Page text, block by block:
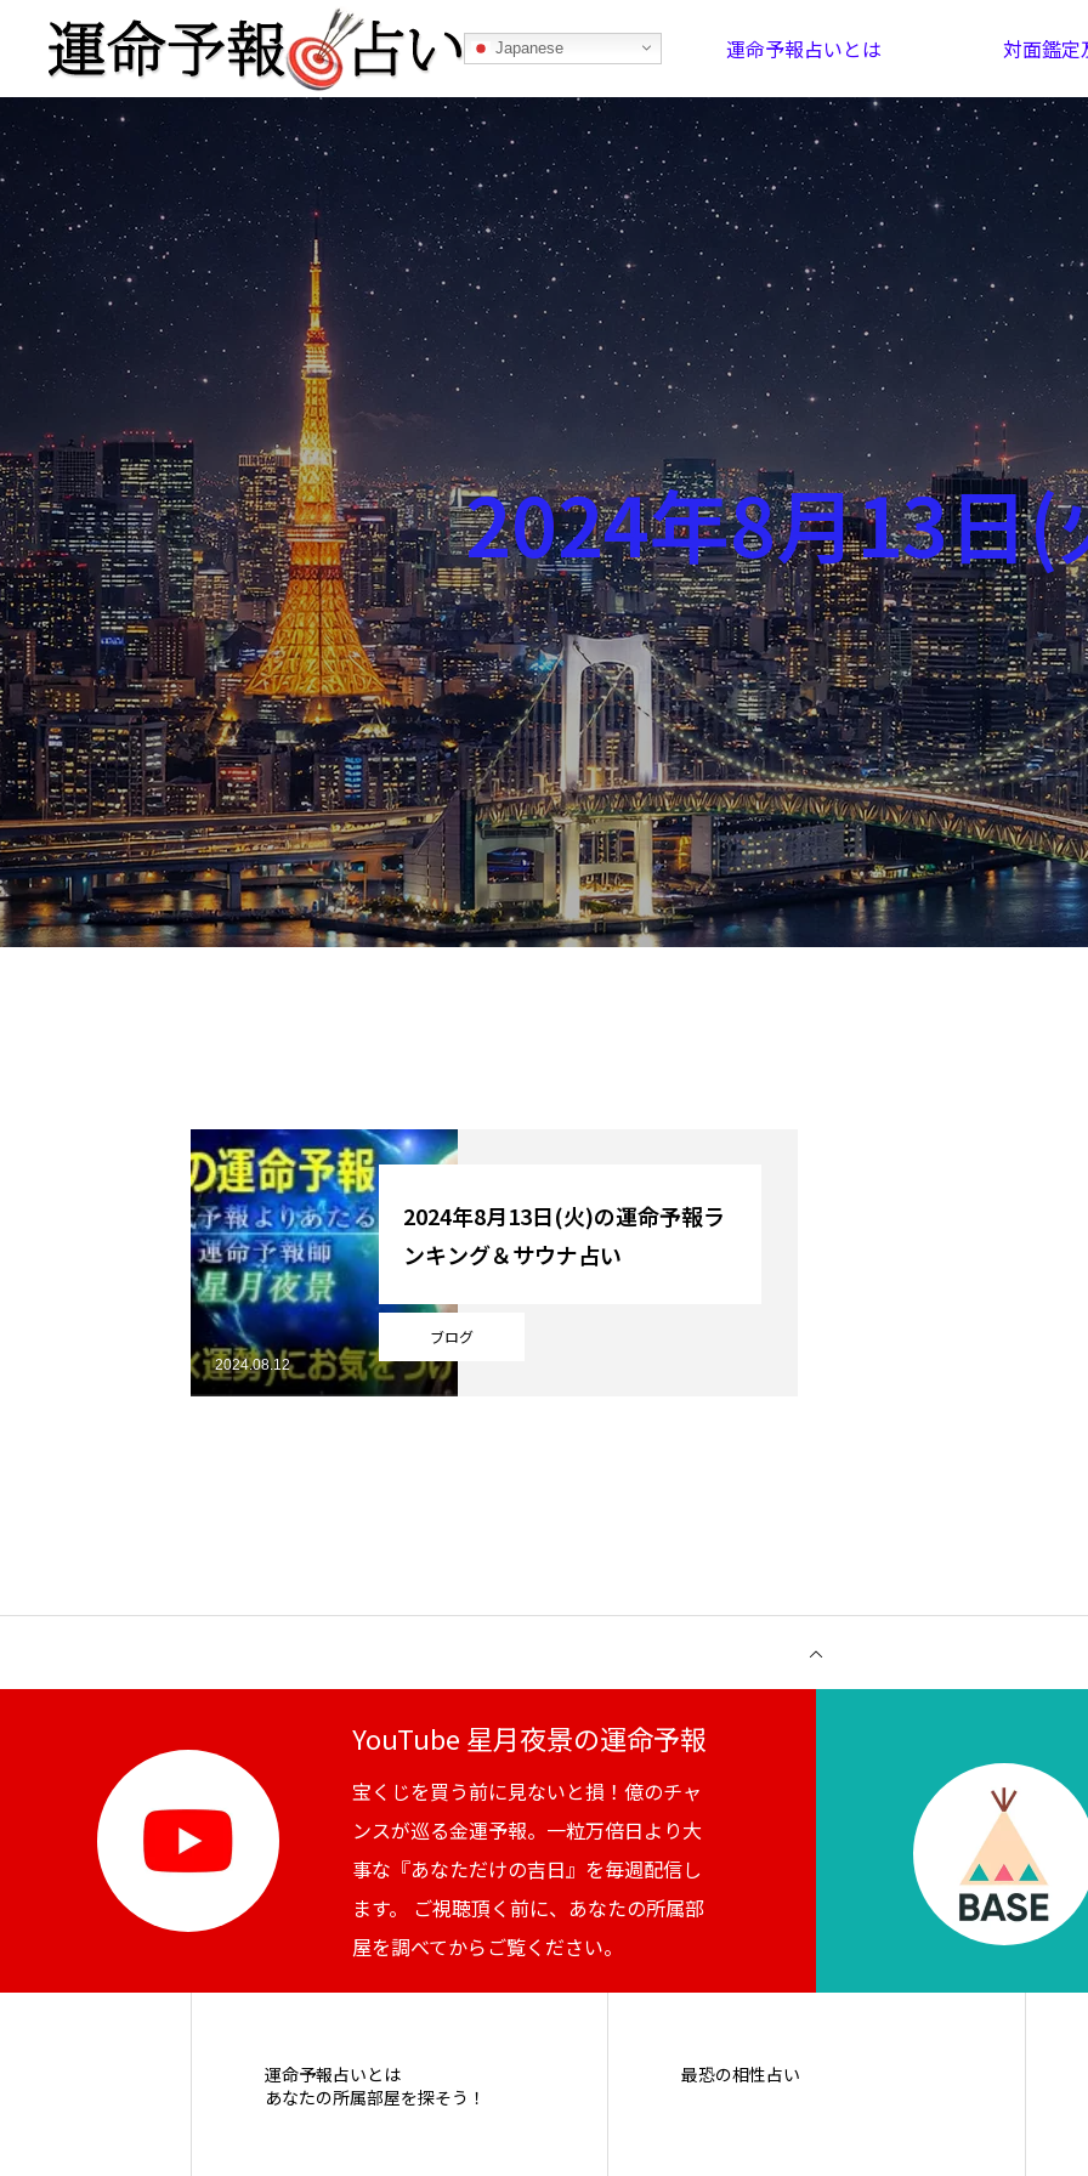
Japanese 運命予報占いとは 対面鑑定
運命予報占い
運命予報占いとは あなたの所属部屋を探そう！ 最恐の相性占い
記事カテゴリー
ブログ お知らせ 芸能界
スポーツ 競馬 社会
テニス四大大会・五輪
テニス四大大会・五輪
YouTube
Online Store
2024年8月13日(
ブログ
2024年8月13日(火)の運命予報ラ
ンキング＆サウナ占い
2024.08.12
YouTube 星月夜景の運命予報
宝くじを買う前に見ないと損！億のチャ
ンスが巡る金運予報。一粒万倍日より大
事な『あなただけの吉日』を毎週配信し
ます。 ご視聴頂く前に、あなたの所属部
屋を調べてからご覧ください。
運命予報占いとは
あなたの所属部屋を探そう！
最恐の相性占い